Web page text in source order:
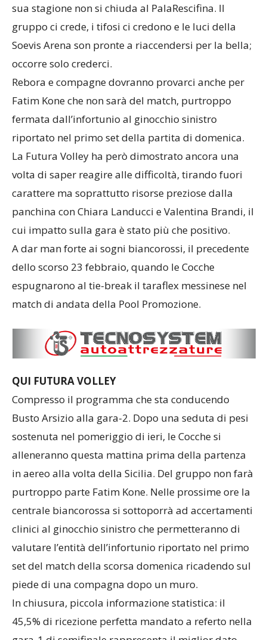
sua stagione non si chiuda al PalaRescifina. Il
gruppo ci crede, i tifosi ci credono e le luci della
Soevis Arena son pronte a riaccendersi per la bella;
occorre solo crederci.
Rebora e compagne dovranno provarci anche per
Fatim Kone che non sarà del match, purtroppo
fermata dall’infortunio al ginocchio sinistro
riportato nel primo set della partita di domenica.
La Futura Volley ha però dimostrato ancora una
volta di saper reagire alle difficoltà, tirando fuori
carattere ma soprattutto risorse preziose dalla
panchina con Chiara Landucci e Valentina Brandi, il
cui impatto sulla gara è stato più che positivo.
A dar man forte ai sogni biancorossi, il precedente
dello scorso 23 febbraio, quando le Cocche
espugnarono al tie-break il taraflex messinese nel
match di andata della Pool Promozione.
45,5% di ricezione perfetta mandato a referto nella